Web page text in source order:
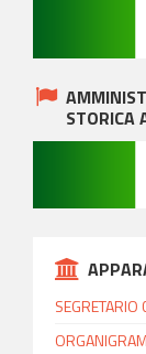
SEGRETARIO